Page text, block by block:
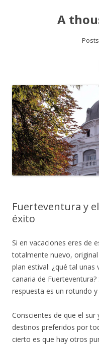
A
Fuerteventura y
éxito
Si en vacaciones eres de
totalmente nuevo,
plan estival: ¿qué tal unas
canaria de
respuesta es un rotundo y
Conscientes de que el
destinos preferidos por
cierto es que hay otros